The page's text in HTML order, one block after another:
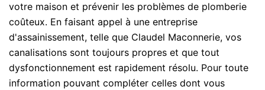
votre maison et prévenir les problèmes de plomberie
coûteux. En faisant appel à une entreprise
d'assainissement, telle que Claudel Maconnerie, vos
canalisations sont toujours propres et que tout
dysfonctionnement est rapidement résolu. Pour toute
information pouvant compléter celles dont vous